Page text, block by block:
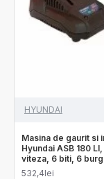
HYUNDAI
Masina de gaurit si
Hyundai ASB 180
viteza, 6 biti, 6
532,4lei